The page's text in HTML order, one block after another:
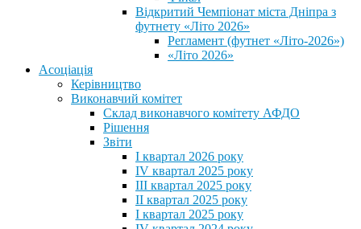
Відкритий Чемпіонат міста Дніпра з
футнету «Літо 2026»
Регламент (футнет «Літо-2026»)
«Літо 2026»
Асоціація
Керівництво
Виконавчий комітет
Склад виконавчого комітету АФДО
Рішення
Звіти
I квартал 2026 року
IV квартал 2025 року
III квартал 2025 року
II квартал 2025 року
I квартал 2025 року